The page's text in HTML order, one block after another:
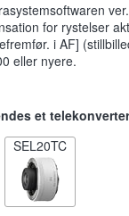
for rystelser
i AF]
eller nyere.
et
SEL20TC